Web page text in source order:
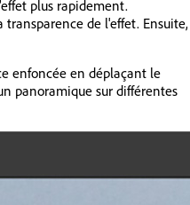
plus rapidement.
de l'effet. Ensuite,
enfoncée en déplaçant le
panoramique sur différentes